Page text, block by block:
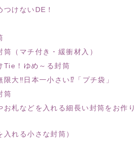
つけないDE！
筒（マチ付き・緩衝材入）
Tie！ゆめ～る封筒
限大‼日本一小さい⁉「プチ袋」
筒
お札などを入れる細長い封筒をお作り
入れる小さな封筒）